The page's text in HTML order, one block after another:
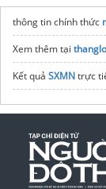
thông tin chính thức
Xem thêm tại
Kết quả SXMNtrực